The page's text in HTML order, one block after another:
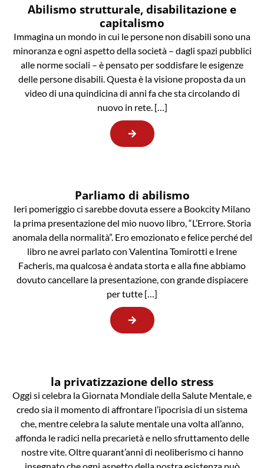
Abilismo strutturale, disabilitazione e
capitalismo
Immagina un mondo in cui le persone non disabili sono una
minoranza e ogni aspetto della società – dagli spazi pubblici
alle norme sociali – è pensato per soddisfare le esigenze
delle persone disabili. Questa è la visione proposta da un
video di una quindicina di anni fa che sta circolando di
nuovo in rete. […]
Parliamo di abilismo
Ieri pomeriggio ci sarebbe dovuta essere a Bookcity Milano
la prima presentazione del mio nuovo libro, “L’Errore. Storia
anomala della normalità”. Ero emozionato e felice perché del
libro ne avrei parlato con Valentina Tomirotti e Irene
Facheris, ma qualcosa è andata storta e alla fine abbiamo
dovuto cancellare la presentazione, con grande dispiacere
per tutte […]
la privatizzazione dello stress
Oggi si celebra la Giornata Mondiale della Salute Mentale, e
credo sia il momento di affrontare l’ipocrisia di un sistema
che, mentre celebra la salute mentale una volta all’anno,
affonda le radici nella precarietà e nello sfruttamento delle
nostre vite. Oltre quarant’anni di neoliberismo ci hanno